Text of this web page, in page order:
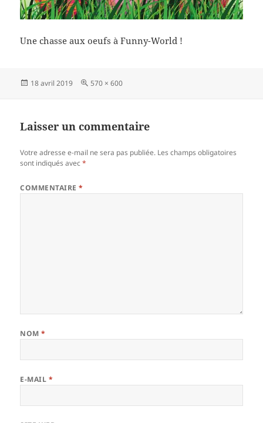
Une chasse aux oeufs à Funny-World !
Publié
18 avril 2019
Taille
570 × 600
Laisser un commentaire
Votre adresse e-mail ne sera pas publiée. Les champs obligatoires
sont indiqués avec*
COMMENTAIRE*
NOM*
E-MAIL *